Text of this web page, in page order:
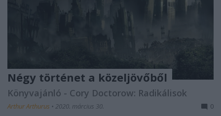
Négy történet a közeljövőből
Könyvajánló - Cory Doctorow: Radikálisok
Arthur Arthurus • 2020. március 30. 0